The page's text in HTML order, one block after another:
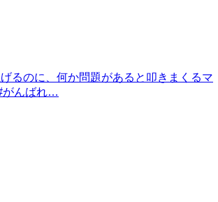
るのに、何か問題があると叩きまくるマ
がんばれ…